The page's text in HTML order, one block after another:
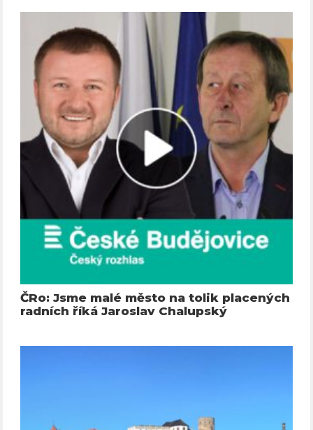
ČRo: Jsme malé město na tolik placených
radních říká Jaroslav Chalupský